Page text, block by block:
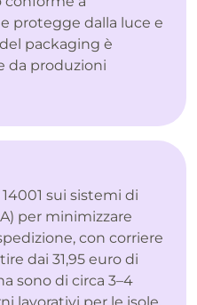
protegge dalla luce e
packaging è
da produzioni
sui sistemi di
per minimizzare
con corriere
dai 31,95 euro di
sono di circa 3–4
lavorativi per le isole.